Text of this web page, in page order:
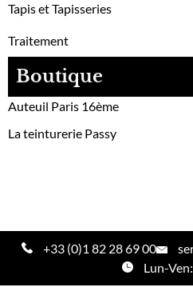
Tapis et Tapisseries
Traitement
Boutique
Auteuil Paris 16ème
La teinturerie Passy
+33 (0)1 82 28 69 00
Lun-